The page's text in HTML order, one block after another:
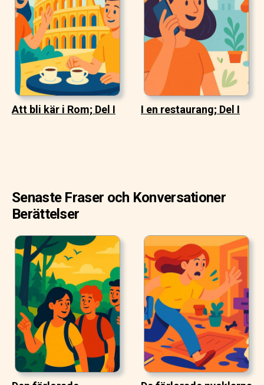
Att bli kär i Rom; Del I I en restaurang; Del I
Senaste Fraser och Konversationer
Berättelser